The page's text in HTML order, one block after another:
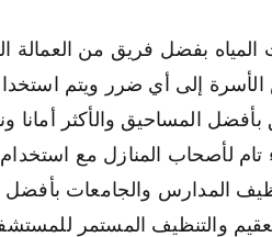
بفضل فريق من العمالة
إلى أي ضرر ويتم
المساحيق والأكثر أمانا
تام لأصحاب المنازل مع
المدارس والجامعات بأفضل
والتنظيف المستمر